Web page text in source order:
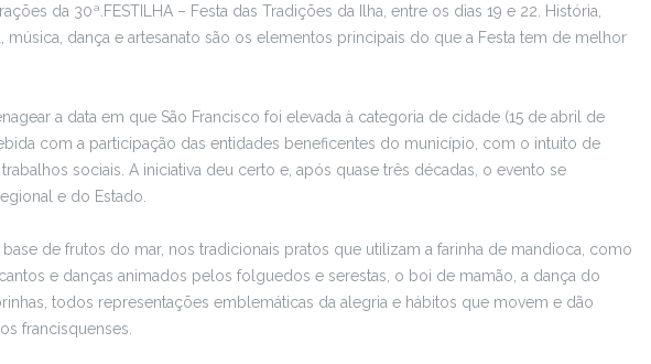
da 30ª.FESTILHA – Festa das Tradições da Ilha, entre os dias 19 e 22. História,
dança e artesanato são os elementos principais do que a Festa tem de melhor
a data em que São Francisco foi elevada à categoria de cidade (15 de abril de
com a participação das entidades beneficentes do município, com o intuito de
sociais. A iniciativa deu certo e, após quase três décadas, o evento se
e do Estado.
base de frutos do mar, nos tradicionais pratos que utilizam a farinha de mandioca, como
e danças animados pelos folguedos e serestas, o boi de mamão, a dança do
todos representações emblemáticas da alegria e hábitos que movem e dão
francisquenses.